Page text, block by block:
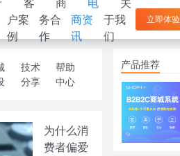
客
户案
例
商
务合
作
电
商资
讯
关
于我
们
立即体验
技术
分享
帮助
中心
为什么消
费者偏爱
产品推荐